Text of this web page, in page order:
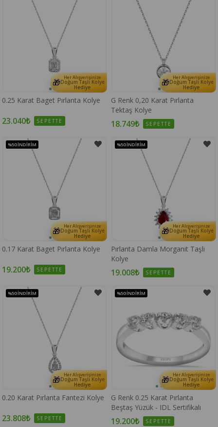
🎁 Her Alışverişinize
Doğum Taşlı Kolye
Hediye
0.25 Karat Baget Pırlanta Kolye
23.040₺ SEPETTE
🎁 Her Alışverişinize
Doğum Taşlı Kolye
Hediye
G Renk 0,20 Karat Pırlanta
Tektaş Kolye
18.749₺ SEPETTE
🎁 Her Alışverişinize
Doğum Taşlı Kolye
Hediye
0.17 Karat Baget Pırlanta Kolye
19.200₺ SEPETTE
%50İNDIRIM
🎁 Her Alışverişinize
Doğum Taşlı Kolye
Hediye
Pırlanta Damla Morganit Taşlı
Kolye
19.008₺ SEPETTE
%50İNDIRIM
🎁 Her Alışverişinize
Doğum Taşlı Kolye
Hediye
0.20 Karat Pırlanta Fantezi Kolye
23.808₺ SEPETTE
%50İNDIRIM
🎁 Her Alışverişinize
Doğum Taşlı Kolye
Hediye
G Renk 0.25 Karat Pırlanta
Beştaş Yüzük - IDL Sertifikalı
19.200₺ SEPETTE
%50İNDIRIM